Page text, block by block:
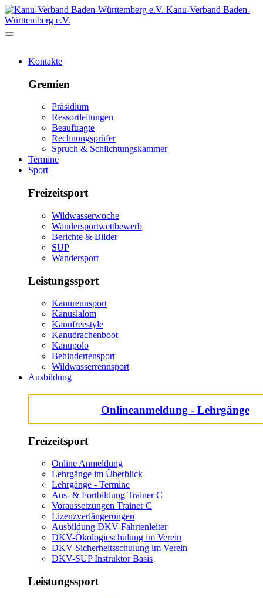
Kanu-Verband Baden-
Württemberg e.V.
Kontakte
Gremien
Präsidium
Ressortleitungen
Beauftragte
Rechnungsprüfer
Spruch & Schlichtungskammer
Termine
Sport
Freizeitsport
Wildwasserwoche
Wandersportwettbewerb
Berichte & Bilder
SUP
Wandersport
Leistungssport
Kanurennsport
Kanuslalom
Kanufreestyle
Kanudrachenboot
Kanupolo
Behindertensport
Wildwasserrennsport
Ausbildung
Onlineanmeldung - Lehrgänge
Freizeitsport
Online Anmeldung
Lehrgänge im Überblick
Lehrgänge - Termine
Aus- & Fortbildung Trainer C
Voraussetzungen Trainer C
Lizenzverlängerungen
Ausbildung DKV-Fahrtenleiter
DKV-Ökologieschulung im Verein
DKV-Sicherheitsschulung im Verein
DKV-SUP Instruktor Basis
Leistungssport